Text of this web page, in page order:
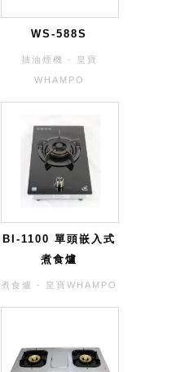
WS-588S
抽油煙機 - 皇寶
WHAMPO
BI-1100 單頭嵌入式
煮食爐
煮食爐 - 皇寶WHAMPO